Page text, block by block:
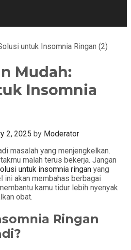
Mudah:
Insomnia
2, 2025 by Moderator
masalah yang menjengkelkan.
malah terus bekerja. Jangan
untuk insomnia ringan yang
ini akan membahas berbagai
kamu tidur lebih nyenyak
obat.
Ringan